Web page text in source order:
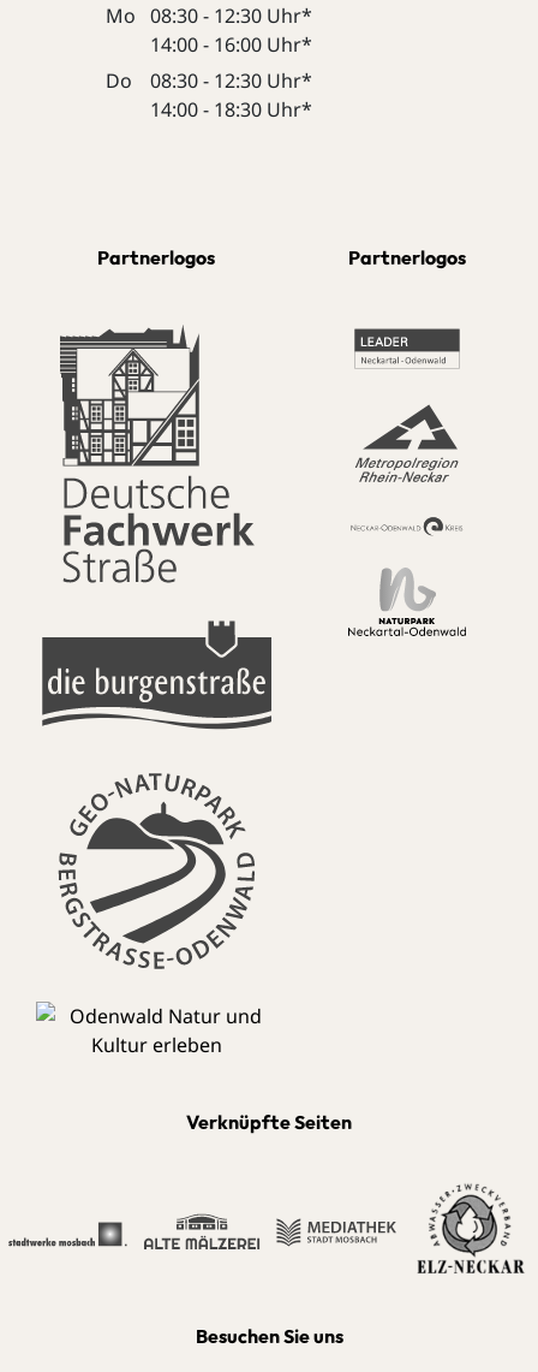
Mo 08:30 - 12:30 Uhr*
14:00 - 16:00 Uhr*
Do
08:30 - 12:30 Uhr*
14:00 - 18:30 Uhr*
Partnerlogos Partnerlogos
Verknüpfte Seiten
Besuchen Sie uns